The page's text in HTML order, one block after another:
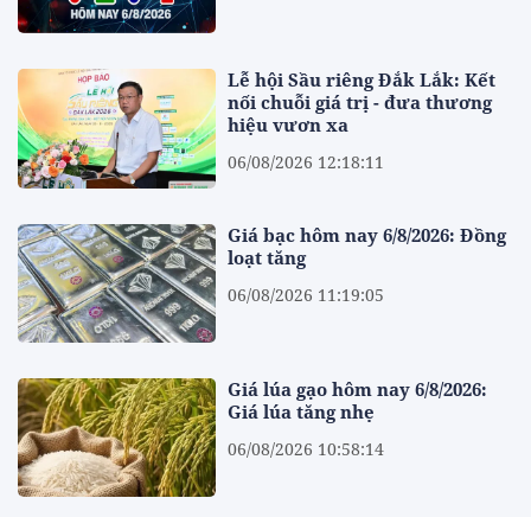
Lễ hội Sầu riêng Đắk Lắk: Kết
nối chuỗi giá trị - đưa thương
hiệu vươn xa
06/08/2026 12:18:11
Giá bạc hôm nay 6/8/2026: Đồng
loạt tăng
06/08/2026 11:19:05
Giá lúa gạo hôm nay 6/8/2026:
Giá lúa tăng nhẹ
06/08/2026 10:58:14